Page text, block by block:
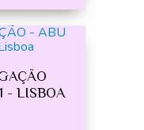
- LISBOA